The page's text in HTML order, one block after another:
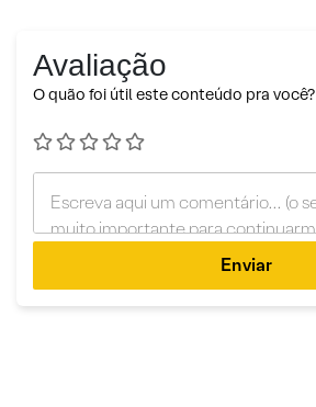
Avaliação
O quão foi útil este conteúdo pra você?
Enviar